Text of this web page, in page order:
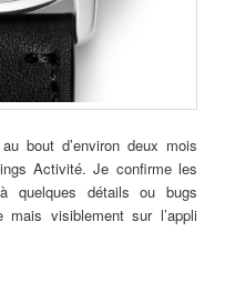
bout d’environ deux mois
Activité. Je confirme les
quelques détails ou bugs
visiblement sur l’appli